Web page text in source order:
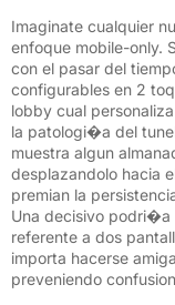
Imaginate cualquier
enfoque mobile-only.
con el pasar del
configurables en 2
lobby cual
la patologi�a del
muestra algun
desplazandolo hacia
premian la
Una decisivo podri�a
referente a dos
importa hacerse
preveniendo